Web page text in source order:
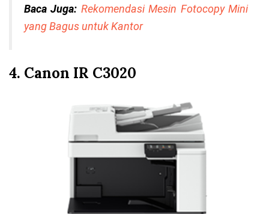
Baca Juga: Rekomendasi Mesin Fotocopy Mini
yang Bagus untuk Kantor
4. Canon IR C3020